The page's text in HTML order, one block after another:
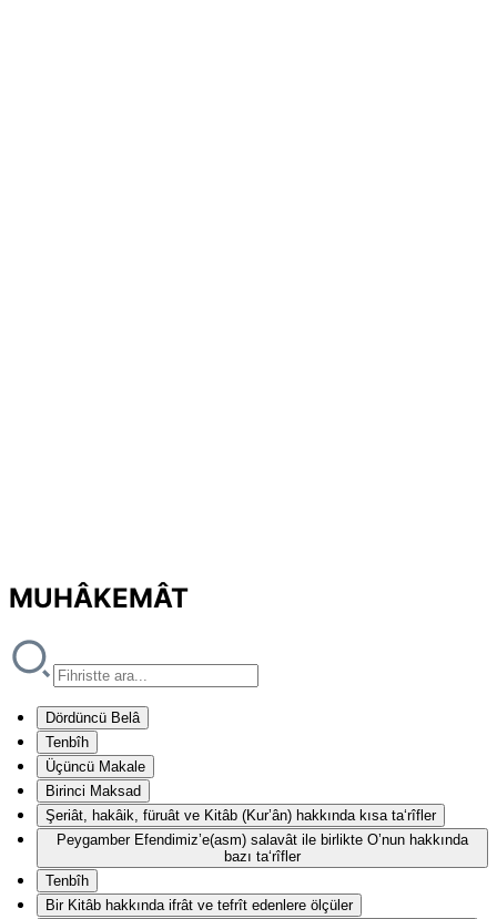
MUHÂKEMÂT
Dördüncü Belâ
Tenbîh
Üçüncü Makale
Birinci Maksad
Şeriât, hakâik, füruât ve Kitâb (Kur’ân) hakkında kısa ta‘rîfler
Peygamber Efendimiz’e(asm) salavât ile birlikte O’nun hakkında
bazı ta‘rîfler
Tenbîh
Bir Kitâb hakkında ifrât ve tefrît edenlere ölçüler